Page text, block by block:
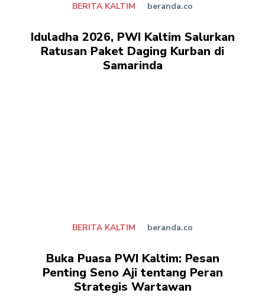
BERITA KALTIM beranda.co
Iduladha 2026, PWI Kaltim Salurkan
Ratusan Paket Daging Kurban di
Samarinda
BERITA KALTIM beranda.co
Buka Puasa PWI Kaltim: Pesan
Penting Seno Aji tentang Peran
Strategis Wartawan